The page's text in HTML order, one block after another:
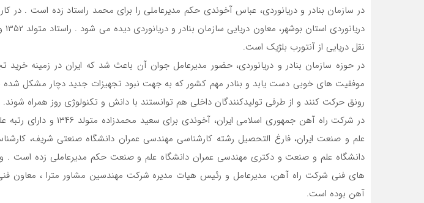
در سازمان بنادر و دریانوردی، عباس آخوندی حکم مدیرعاملی را برای محمد راستاد زده است . در
نقل دریایی از آنتورب بلژیک است.
در حوزه سازمان بنادر و دریانوردی، حضور مدیرعامل جوان آن باعث شد که ایران در زمینه خرید
موفقیت های خوبی دست یابد و بنادر مهم کشور که به جهت نبود تجهیزات جدید دچار مشکل شده
رونق حرکت کنند و از طرفی تولیدکنندگان داخلی هم توانستند با دانش و تکنولوژی روز همراه شوند.
در شرکت راه آهن جمهوری اسلامی ایران،
علم و صنعت ایران، فارغ التحصیل رشته کارشناسی مهندسی عمران دانشگاه صنعتی شریف،
دانشگاه علم و صنعت و دکتری مهندسی عمران دانشگاه علم و صنعت حکم مدیرعاملی زده است
های فنی شرکت راه آهن، مدیرعامل و رئیس هیات مدیره شرکت مهندسین مشاور مترا ، معاون
آهن بوده است.